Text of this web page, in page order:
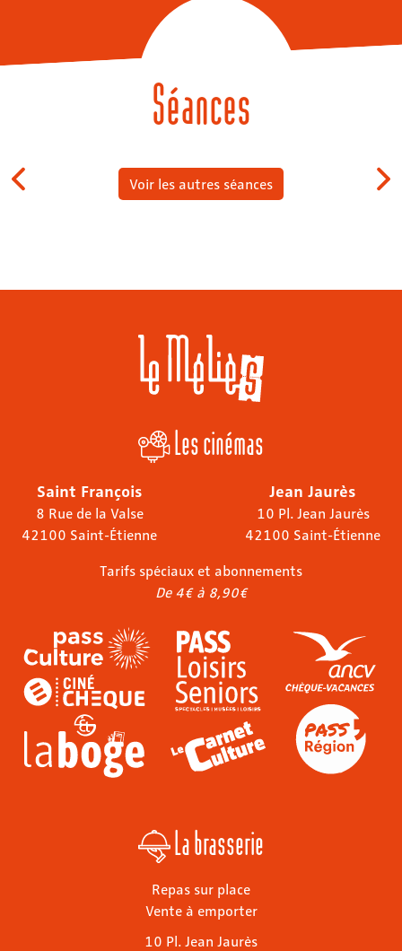
Séances
Voir les autres séances
Les cinémas
Saint François
8 Rue de la Valse
42100 Saint-Étienne
Jean Jaurès
10 Pl. Jean Jaurès
42100 Saint-Étienne
Tarifs spéciaux et abonnements
De 4€ à 8,90€
La brasserie
Repas sur place
Vente à emporter
10 Pl. Jean Jaurès